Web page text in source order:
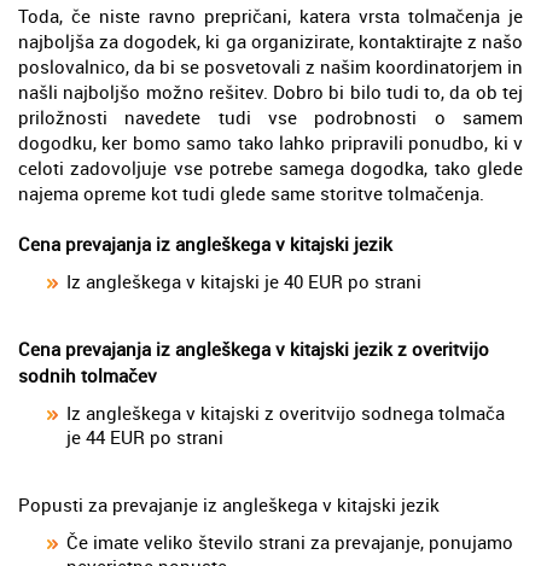
Toda, če niste ravno prepričani, katera vrsta tolmačenja je
najboljša za dogodek, ki ga organizirate, kontaktirajte z našo
poslovalnico, da bi se posvetovali z našim koordinatorjem in
našli najboljšo možno rešitev. Dobro bi bilo tudi to, da ob tej
priložnosti navedete tudi vse podrobnosti o samem
dogodku, ker bomo samo tako lahko pripravili ponudbo, ki v
celoti zadovoljuje vse potrebe samega dogodka, tako glede
najema opreme kot tudi glede same storitve tolmačenja.
Cena prevajanja iz angleškega v kitajski jezik
Iz angleškega v kitajski je 40 EUR po strani
Cena prevajanja iz angleškega v kitajski jezik z overitvijo
sodnih tolmačev
Iz angleškega v kitajski z overitvijo sodnega tolmača
je 44 EUR po strani
Popusti za prevajanje iz angleškega v kitajski jezik
Če imate veliko število strani za prevajanje, ponujamo